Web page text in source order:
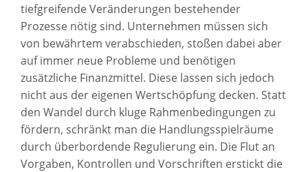
tiefgreifende Veränderungen bestehender
Prozesse nötig sind. Unternehmen müssen sich
von bewährtem verabschieden, stoßen dabei aber
auf immer neue Probleme und benötigen
zusätzliche Finanzmittel. Diese lassen sich jedoch
nicht aus der eigenen Wertschöpfung decken. Statt
den Wandel durch kluge Rahmenbedingungen zu
fördern, schränkt man die Handlungsspielräume
durch überbordende Regulierung ein. Die Flut an
Vorgaben, Kontrollen und Vorschriften erstickt die